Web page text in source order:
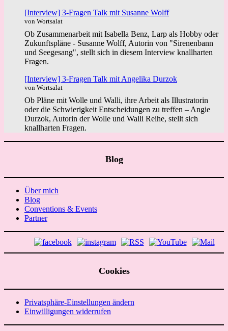
[Interview] 3-Fragen Talk mit Susanne Wolff
von Wortsalat
Ob Zusammenarbeit mit Isabella Benz, Larp als Hobby oder
Zukunftspläne - Susanne Wolff, Autorin von "Sirenenbann
und Seegesang", stellt sich in diesem Interview knallharten
Fragen.
[Interview] 3-Fragen Talk mit Angelika Durzok
von Wortsalat
Ob Pläne mit Wolle und Walli, ihre Arbeit als Illustratorin
oder die Schwierigkeit Entscheidungen zu treffen – Angie
Durzok, Autorin der Wolle und Walli Reihe, stellt sich
knallharten Fragen.
Blog
Über mich
Blog
Conventions & Events
Partner
Cookies
Privatsphäre-Einstellungen ändern
Einwilligungen widerrufen